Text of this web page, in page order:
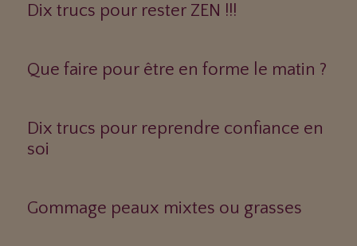
Dix trucs pour rester ZEN !!!
Que faire pour être en forme le matin ?
Dix trucs pour reprendre confiance en
soi
Gommage peaux mixtes ou grasses